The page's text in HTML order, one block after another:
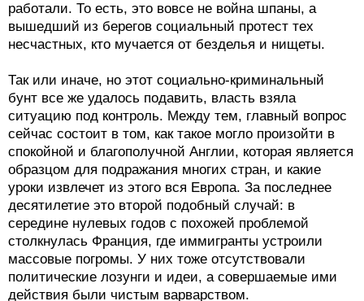
работали. То есть, это вовсе не война шпаны, а
вышедший из берегов социальный протест тех
несчастных, кто мучается от безделья и нищеты.
Так или иначе, но этот социально-криминальный
бунт все же удалось подавить, власть взяла
ситуацию под контроль. Между тем, главный вопрос
сейчас состоит в том, как такое могло произойти в
спокойной и благополучной Англии, которая является
образцом для подражания многих стран, и какие
уроки извлечет из этого вся Европа. За последнее
десятилетие это второй подобный случай: в
середине нулевых годов с похожей проблемой
столкнулась Франция, где иммигранты устроили
массовые погромы. У них тоже отсутствовали
политические лозунги и идеи, а совершаемые ими
действия были чистым варварством.